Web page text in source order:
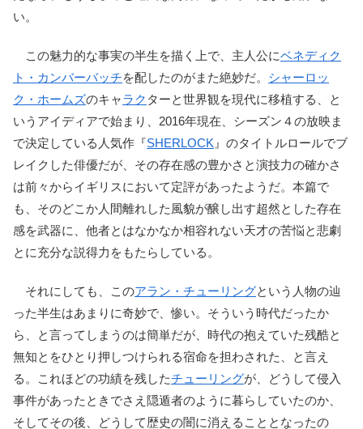
い。
この魅力的な事実の半生を描く上で、主人公にベネディク
ト・カンバーバッチを配したのがまた絶妙だ。 シャーロッ
ク・ホームズのキャラク ターと世界観を現代に移植する、と
いうアイディアで始まり、2016年現在、シーズン４の放映ま
で決定している人気作『SHERLOCK 』のタイトルロールでブ
レイクした俳優だが、その存在感の豊かさと演技力の確かさ
は前々からイギリスにおいて定評があったようだ。本篇で
も、そのどこか人間離れした風貌が醸し出す超然とした存在
感を武器に、他者とはなかなか相容れない天才の苦悩と悲劇
とに充分な説得力をもたらしている。
それにしても、このアラン・チューリングという人物の辿
った半生はあまりに奇妙で、惨い。そういう時代だったか
ら、と言ってしまうのは簡単だが、時代の抱えていた残酷と
無知とをひとり押しつけられる宿命を担わされた、と言え
る。これほどの功績を残したチューリングが、どうして侵入
事件があったときでさえ隠遁者のように暮らしていたのか、
そしてその後、どうして歴史の闇に消えることとなったの